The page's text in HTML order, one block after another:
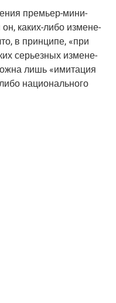
пре­мьер-мини­
он, каких-либо изме­не­
в прин­ци­пе, «при
серьез­ных изме­не­
лишь «ими­та­ция
наци­о­наль­но­го